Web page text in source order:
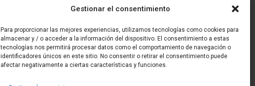
Gestionar el consentimiento
Para proporcionar las mejores experiencias, utilizamos tecnologías como cookies para
almacenar y / o acceder a la información del dispositivo. El consentimiento a estas
tecnologías nos permitirá procesar datos como el comportamiento de navegación o
identificadores únicos en este sitio. No consentir o retirar el consentimiento puede
afectar negativamente a ciertas características y funciones.